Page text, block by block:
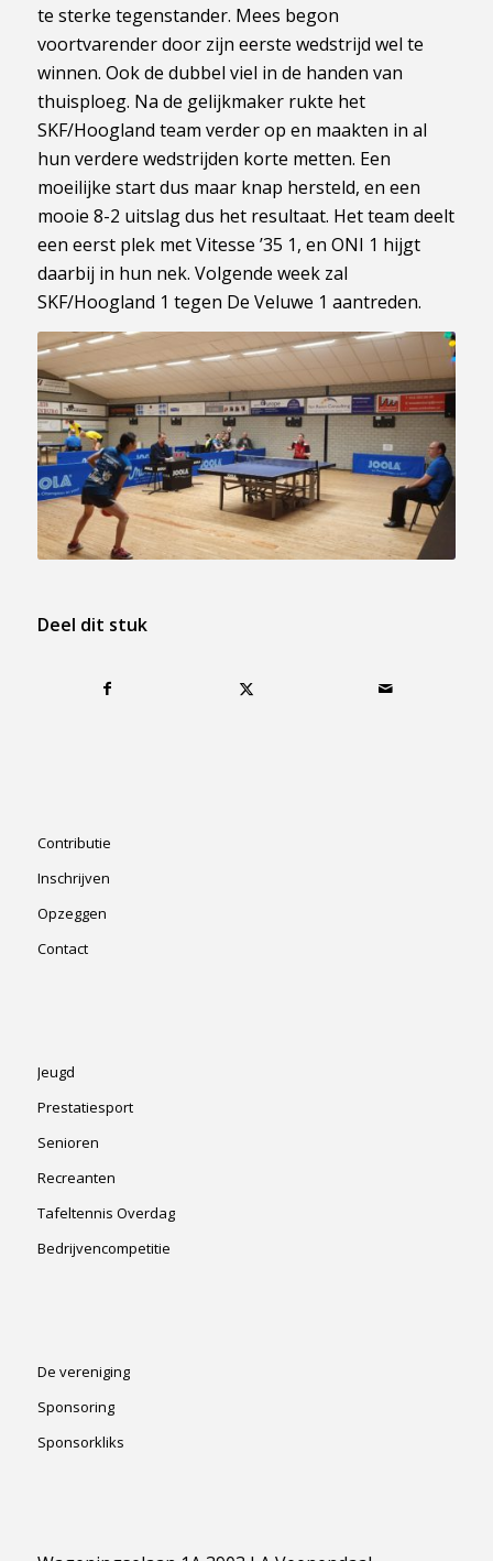
te sterke tegenstander. Mees begon
voortvarender door zijn eerste wedstrijd wel te
winnen. Ook de dubbel viel in de handen van
thuisploeg. Na de gelijkmaker rukte het
SKF/Hoogland team verder op en maakten in al
hun verdere wedstrijden korte metten. Een
moeilijke start dus maar knap hersteld, en een
mooie 8-2 uitslag dus het resultaat. Het team deelt
een eerst plek met Vitesse ’35 1, en ONI 1 hijgt
daarbij in hun nek. Volgende week zal
SKF/Hoogland 1 tegen De Veluwe 1 aantreden.
Deel dit stuk
Contributie
Inschrijven
Opzeggen
Contact
Jeugd
Prestatiesport
Senioren
Recreanten
Tafeltennis Overdag
Bedrijvencompetitie
De vereniging
Sponsoring
Sponsorkliks